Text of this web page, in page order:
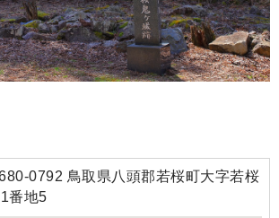
0792 鳥取県八頭郡若桜町大字若桜
番地5